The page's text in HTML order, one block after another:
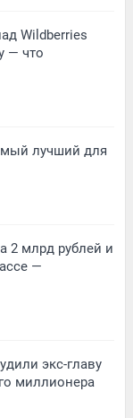
Wildberries
— что
лучший для
2 млрд рублей и
—
экс-главу
миллионера